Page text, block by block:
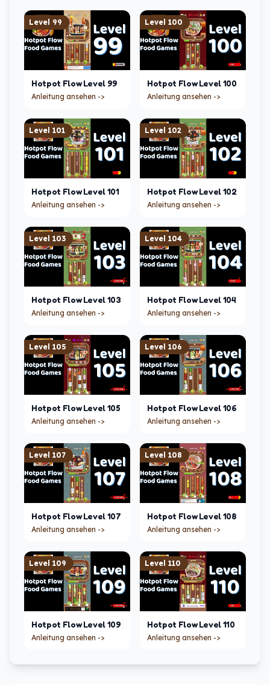
Level 99
Hotpot Flow Level 99
Anleitung ansehen ->
Level 100
Hotpot Flow Level100
Anleitung ansehen ->
Level 101
Hotpot Flow Level101
Anleitung ansehen ->
Level 102
Hotpot Flow Level102
Anleitung ansehen ->
Level 103
Hotpot Flow Level103
Anleitung ansehen ->
Level 104
Hotpot Flow Level104
Anleitung ansehen ->
Level 105
Hotpot Flow Level105
Anleitung ansehen ->
Level 106
Hotpot Flow Level106
Anleitung ansehen ->
Level 107
Hotpot Flow Level107
Anleitung ansehen ->
Level 108
Hotpot Flow Level108
Anleitung ansehen ->
Level 109
Hotpot Flow Level109
Anleitung ansehen ->
Level 110
Hotpot Flow Level110
Anleitung ansehen ->